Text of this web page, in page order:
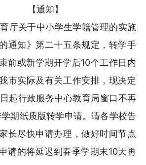
【通知】
育厅关于中小学生学籍管理的实施
通知》第二十五条规定，转学手
前或新学期开学后10个工作日内
市实际及有关工作安排，现决定
起行政服务中心教育局窗口不再
期纸质版转学申请。请各学校告
长尽快申请办理，做好时间节点
请的将延迟到春季学期末10天再